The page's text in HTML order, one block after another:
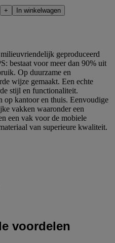
+ In winkelwagen
geproduceerd
bestaat voor meer dan 90% uit
Op duurzame en
wijze gemaakt. Een echte
stijl en functionaliteit.
op kantoor en thuis. Eenvoudige
vakken waaronder een
een vak voor de mobiele
van superieure kwaliteit.
voordelen